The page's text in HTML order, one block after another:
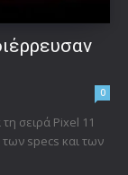
0
σειρά Pixel 11
specs και των